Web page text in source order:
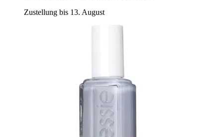
Zustellung bis 13. August